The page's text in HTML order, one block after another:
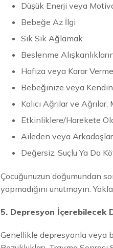
Düşük Enerji veya
Bebeğe Az İlgi
Sık Sık Ağlamak
Beslenme
Hafıza veya Karar
Bebeğinize veya
Kalıcı Ağrılar ve
Etkinliklere/Harekete
Aileden veya
Değersiz, Suçlu Ya Da
Çocuğunuzun doğumundan
yapmadığını unutmayın.
5. Depresyon İçerebilecek
Genellikle depresyonla veya